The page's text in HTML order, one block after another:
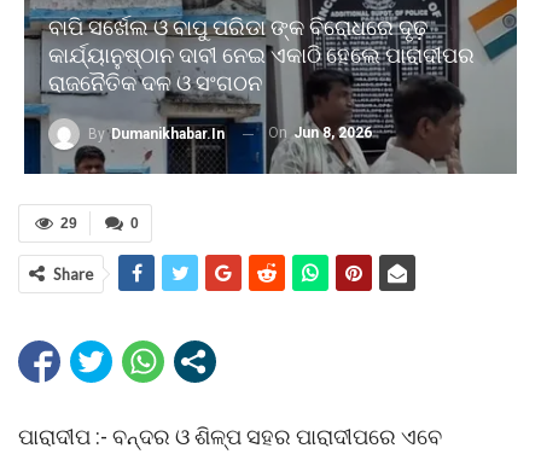
ବାପି ସର୍ଖେଲ ଓ ବାପୁ ପରିଡା ଙ୍କ ବିରୋଧରେ ଦୃଢ଼
କାର୍ଯ୍ୟାନୁଷ୍ଠାନ ଦାବୀ ନେଇ ଏକାଠି ହେଲେ ପାରାଦୀପର
ରାଜନୈତିକ ଦଳ ଓ ସଂଗଠନ
ByDumanikhabar.in On Jun 8, 2026
0
29
Share
ପାରାଦୀପ :- ବନ୍ଦର ଓ ଶିଳ୍ପ ସହର ପାରାଦୀପରେ ଏବେ